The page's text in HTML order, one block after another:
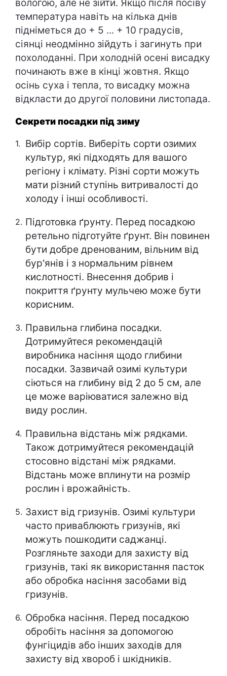
вологою, але не зійти. Якщо після посіву
температура навіть на кілька днів
підніметься до + 5 ... + 10 градусів,
сіянці неодмінно зійдуть і загинуть при
похолоданні. При холодній осені висадку
починають вже в кінці жовтня. Якщо
осінь суха і тепла, то висадку можна
відкласти до другої половини листопада.
Секрети посадки під зиму
Вибір сортів. Виберіть сорти озимих
культур, які підходять для вашого
регіону і клімату. Різні сорти можуть
мати різний ступінь витривалості до
холоду і інші особливості.
Підготовка ґрунту. Перед посадкою
ретельно підготуйте ґрунт. Він повинен
бути добре дренованим, вільним від
бур'янів і з нормальним рівнем
кислотності. Внесення добрив і
покриття ґрунту мульчею може бути
корисним.
Правильна глибина посадки.
Дотримуйтеся рекомендацій
виробника насіння щодо глибини
посадки. Зазвичай озимі культури
сіються на глибину від 2 до 5 см, але
це може варіюватися залежно від
виду рослин.
Правильна відстань між рядками.
Також дотримуйтеся рекомендацій
стосовно відстані між рядками.
Відстань може вплинути на розмір
рослин і врожайність.
Захист від гризунів. Озимі культури
часто приваблюють гризунів, які
можуть пошкодити саджанці.
Розгляньте заходи для захисту від
гризунів, такі як використання пасток
або обробка насіння засобами від
гризунів.
Обробка насіння. Перед посадкою
обробіть насіння за допомогою
фунгіцидів або інших заходів для
захисту від хвороб і шкідників.